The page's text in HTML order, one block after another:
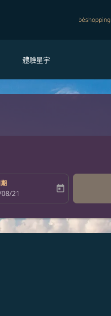
béshopping
體驗星宇
return-date-aria-label
21 today